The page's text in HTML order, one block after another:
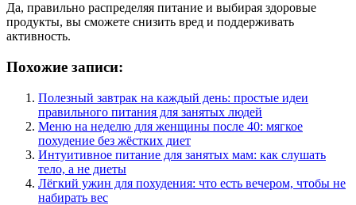
Да, правильно распределяя питание и выбирая здоровые
продукты, вы сможете снизить вред и поддерживать
активность.
Похожие записи:
Полезный завтрак на каждый день: простые идеи
правильного питания для занятых людей
Меню на неделю для женщины после 40: мягкое
похудение без жёстких диет
Интуитивное питание для занятых мам: как слушать
тело, а не диеты
Лёгкий ужин для похудения: что есть вечером, чтобы не
набирать вес